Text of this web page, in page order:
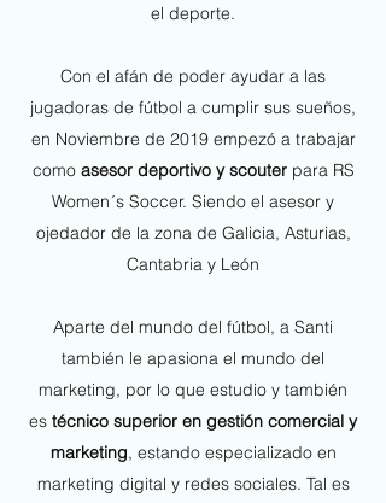
el deporte.
Con el afán de poder ayudar a las
jugadoras de fútbol a cumplir sus sueños,
en Noviembre de 2019 empezó a trabajar
como asesor deportivo y scouterpara RS
Women´s Soccer. Siendo el asesor y
ojedador de la zona de Galicia, Asturias,
Cantabria y León
Aparte del mundo del fútbol, a Santi
también le apasiona el mundo del
marketing, por lo que estudio y también
es técnico superior en gestión comercial y
marketing, estando especializado en
marketing digital y redes sociales. Tal es